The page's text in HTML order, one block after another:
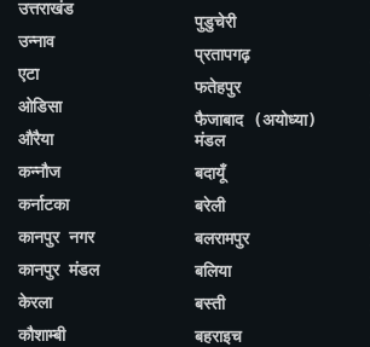
उत्तराखंड
उन्नाव
एटा
ओडिसा
औरैया
कन्नौज
कर्नाटका
कानपुर नगर
कानपुर मंडल
केरला
कौशाम्बी
पुडुचेरी
प्रतापगढ़
फतेहपुर
फैजाबाद (अयोध्या)
मंडल
बदायूँ
बरेली
बलरामपुर
बलिया
बस्ती
बहराइच